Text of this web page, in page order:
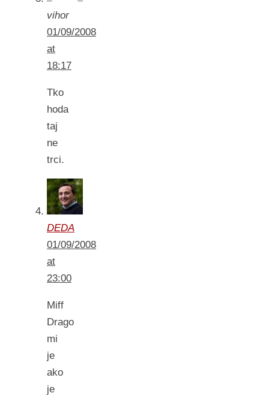
vihor
01/09/2008
at
18:17
Tko
hoda
taj
ne
trci.
DEDA
01/09/2008
at
23:00
Miff
Drago
mi
je
ako
je